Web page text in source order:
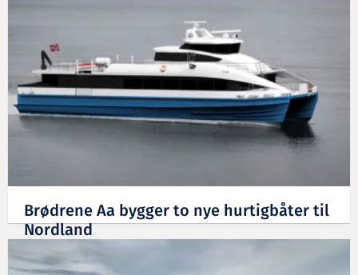
Brødrene Aa bygger to nye hurtigbåter til
Nordland